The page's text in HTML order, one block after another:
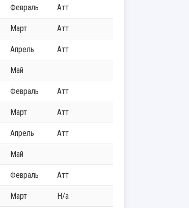
Февраль Атт
Март Атт
Апрель Атт
Май
Февраль Атт
Март Атт
Апрель Атт
Май
Февраль Атт
Март Н/а